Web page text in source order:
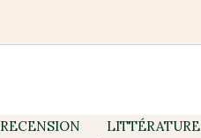
RECENSION LITTÉRATURE